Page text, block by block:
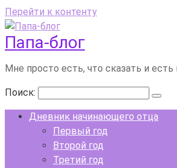
Перейти к контенту
Папа-блог
Мне просто есть, что сказать и
Поиск:
Дневник начинающего отца
Первый год
Второй год
Третий год